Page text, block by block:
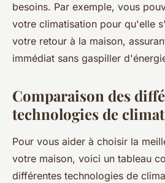
besoins. Par exemple, vous
votre climatisation pour qu'elle
votre retour à la maison,
immédiat sans gaspiller
Comparaison des
technologies de
Pour vous aider à choisir la
votre maison, voici un tableau
différentes technologies de